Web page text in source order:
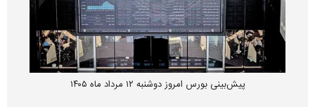
پیش‌بینی بورس امروز دوشنبه ۱۲ مرداد ماه ۱۴۰۵